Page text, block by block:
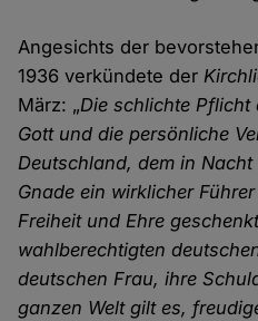
Angesichts der
1936 verkündete der
März: „Die schlichte Pflicht
Gott und die persönliche
Deutschland, dem in
Gnade ein wirklicher
Freiheit und Ehre
wahlberechtigten
deutschen Frau, ihre
ganzen Welt gilt es,